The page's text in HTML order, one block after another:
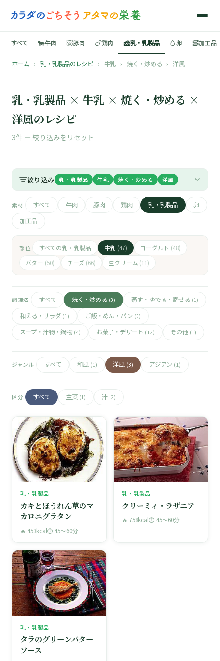
📚
🐷
🧀
🥚
すべて 🐄牛肉 🐷豚肉 🍗鶏肉 🧀乳・乳製品 🥚卵 🥓加工品
ホーム › 乳・乳製品のレシピ › 牛乳 › 焼く・炒める › 洋風
乳・乳製品 × 牛乳 × 焼く・炒める ×
洋風のレシピ
3件 — 絞り込みをリセット
絞り込み 乳・乳製品 牛乳 焼く・炒める 洋風
素材 すべて 牛肉 豚肉 鶏肉 乳・乳製品
卵
加工品
部位 すべての乳・乳製品 牛乳 (47) ヨーグルト (48)
バター (50) チーズ (66) 生クリーム (11)
調理法 すべて 焼く・炒める (3) 蒸す・ゆでる・寄せる (1)
和える・サラダ (1) ご飯・めん・パン (2)
スープ・汁物・鍋物 (4) お菓子・デザート (12) その他 (1)
ジャンル すべて 和風 (1) 洋風 (3) アジアン (1)
区分 すべて 主菜 (1) 汁 (2)
乳・乳製品
カキとほうれん草のマ
カロニグラタン
🔥 453kcal⏱ 45〜60分
乳・乳製品
クリーミィ・ラザニア
🔥 758kcal⏱ 45〜60分
乳・乳製品
タラのグリーンバター
ソース